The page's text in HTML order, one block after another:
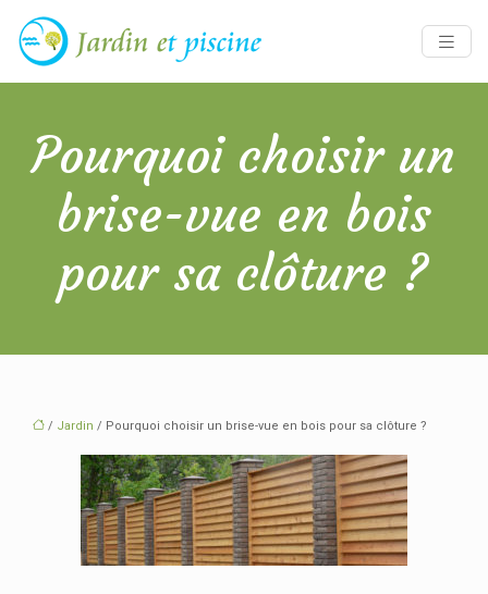
Pourquoi choisir un
brise-vue en bois
pour sa clôture ?
/ Jardin / Pourquoi choisir un brise-vue en bois pour sa clôture ?